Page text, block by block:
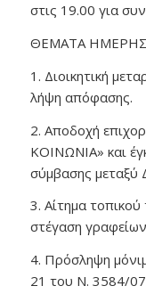
στις 19.00 για
ΘΕΜΑΤΑ
1. Διοικητική
λήψη απόφασης.
2. Αποδοχή
ΚΟΙΝΩΝΙΑ» και
σύμβασης μεταξύ
3. Αίτημα
στέγαση
4. Πρόσληψη
21 του Ν. 3584/